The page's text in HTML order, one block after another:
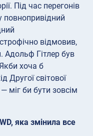
Під час перегонів
повнопривідний
відмовив,
Адольф Гітлер був
хоча б
Другої світової
— міг би бути зовсім
яка змінила все